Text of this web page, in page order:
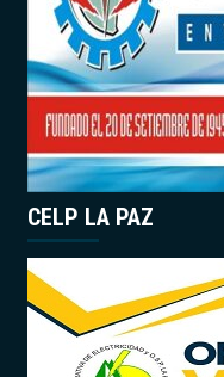
CELP LA PAZ